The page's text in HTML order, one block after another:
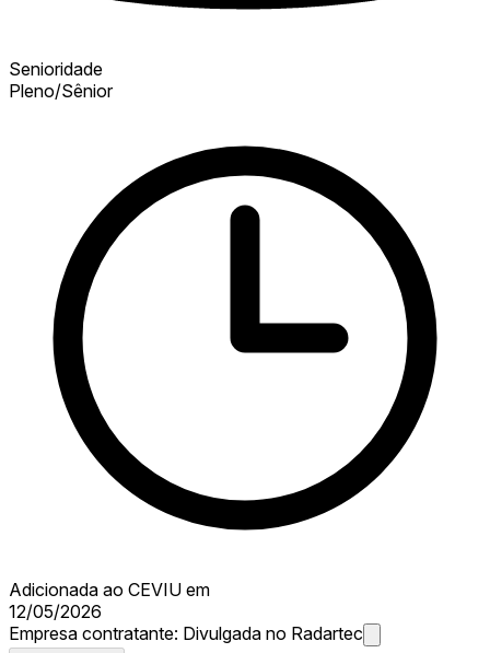
Senioridade
Pleno/Sênior
Adicionada ao CEVIU em
12/05/2026
Empresa contratante: Divulgada no Radartec